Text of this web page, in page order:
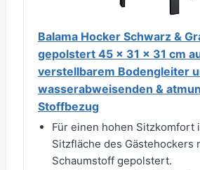
Balama Hocker Schwarz &
gepolstert 45 x 31 x 31 cm
verstellbarem Bodengleiter
wasserabweisenden &
Stoffbezug
Für einen hohen Sitzkomfort
Sitzfläche des Gästehockers
Schaumstoff gepolstert.